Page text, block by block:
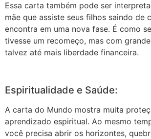
Essa carta também pode ser
mãe que assiste seus filhos saindo de
encontra em uma nova fase. É como
tivesse um recomeço, mas com
talvez até mais liberdade financeira.
Espiritualidade e Saúde:
A carta do Mundo mostra muita
aprendizado espiritual. Ao mesmo
você precisa abrir os horizontes,